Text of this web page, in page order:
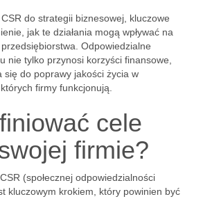
do strategii biznesowej, kluczowe
jak te działania mogą wpływać na
Odpowiedzialne
nie tylko przynosi korzyści finansowe,
się do poprawy jakości życia w
firmy funkcjonują.
cele
firmie?
(społecznej odpowiedzialności
kluczowym krokiem, który powinien być